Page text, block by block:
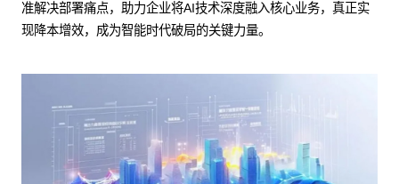
准解决部署痛点，助力企业将AI技术深度融入核心业务，真正实
现降本增效，成为智能时代破局的关键力量。